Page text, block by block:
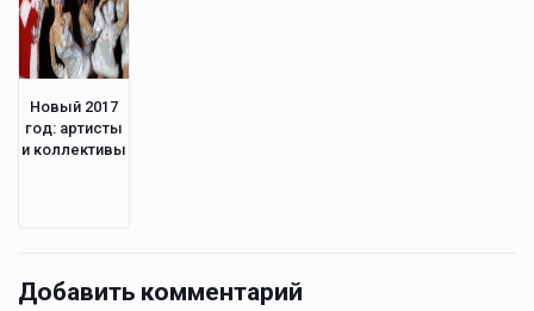
Новый 2017
год: артисты
и коллективы
Добавить комментарий